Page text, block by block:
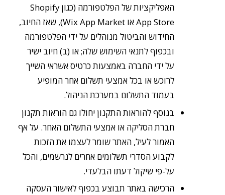
האפליקציות של הפלטפורמה (כגון Shopify
App Store או Wix App Market), שאז החיוב,
החידוש והביטול מנוהלים על ידי הפלטפורמה
ובכפוף לתנאי השימוש שלה; או (ב) חיוב ישיר
על ידי החברה באמצעות כרטיס אשראי השייך
לרוכש או בכל אמצעי תשלום אחר המופיע
בעמוד התשלום במערכת הניהול.
בנוסף להוראות התקנון יחולו גם הוראות תקנון
חברת הסליקה או אמצעי התשלום האחר. על אף
האמור לעיל, האתר שומר לעצמו את הזכות
לקבוע הסדרי תשלומים אחרים לנרשמים, והכל
על-פי שיקול דעתו הבלעדי.
הרכישה באתר תבוצע בכפוף לאישור העסקה